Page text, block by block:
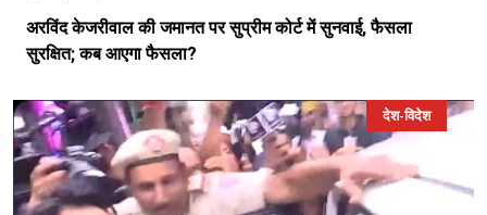
अरविंद केजरीवाल की जमानत पर सुप्रीम कोर्ट में सुनवाई, फैसला
सुरक्षित; कब आएगा फैसला?
देश-विदेश